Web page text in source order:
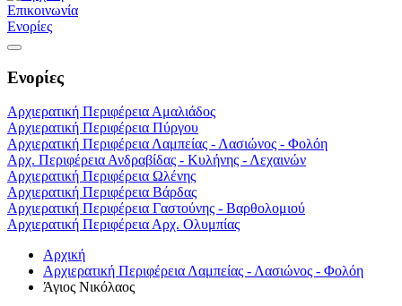
Επικοινωνία
Ενορίες
Ενορίες
Αρχιερατική Περιφέρεια Αμαλιάδος
Αρχιερατική Περιφέρεια Πύργου
Αρχιερατική Περιφέρεια Λαμπείας - Λασιώνος - Φολόη
Αρχ. Περιφέρεια Ανδραβίδας - Κυλήνης - Λεχαινών
Αρχιερατική Περιφέρεια Ωλένης
Αρχιερατική Περιφέρεια Βάρδας
Αρχιερατική Περιφέρεια Γαστούνης - Βαρθολομιού
Αρχιερατική Περιφέρεια Αρχ. Ολυμπίας
Αρχική
Αρχιερατική Περιφέρεια Λαμπείας - Λασιώνος - Φολόη
Άγιος Νικόλαος